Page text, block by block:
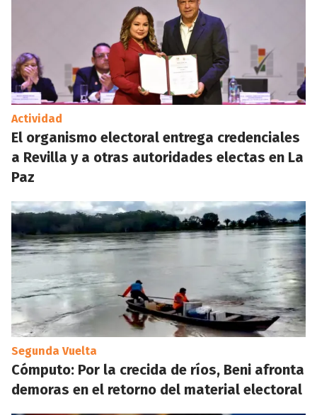
Actividad
El organismo electoral entrega credenciales
a Revilla y a otras autoridades electas en La
Paz
Segunda Vuelta
Cómputo: Por la crecida de ríos, Beni afronta
demoras en el retorno del material electoral